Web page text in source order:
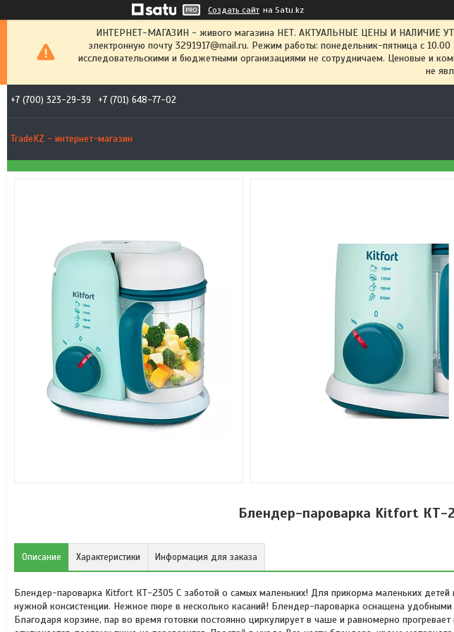
Создать сайт на Satu.kz
ИНТЕРНЕТ-МАГАЗИН - живого магазина НЕТ. АКТУАЛЬНЫЕ ЦЕНЫ И НАЛИЧИЕ
электронную почту 3291917@mail.ru. Режим работы: понедельник-пятница с
исследовательскими и бюджетными организациями не сотрудничаем. Ценовые и
не
+7 (700) 323-29-39 +7 (701) 648-77-02
TradeKZ - интернет-магазин
Блендер-пароварка Kitfort КТ-
Описание Характеристики Информация для заказа
Блендер-пароварка Kitfort КТ-2305 С заботой о самых маленьких! Для прикорма маленьких
нужной консистенции. Нежное пюре в несколько касаний! Блендер-пароварка оснащена удобными
Благодаря корзине, пар во время готовки постоянно циркулирует в чаше и равномерно